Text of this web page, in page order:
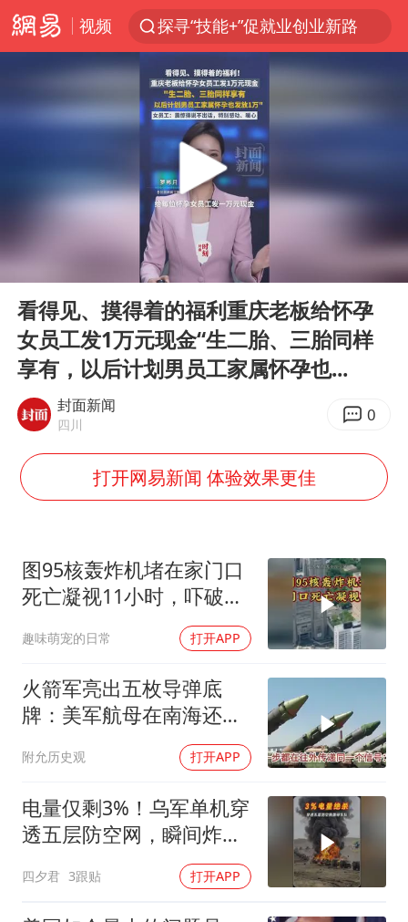
视频
探寻“技能+”促就业创业新路
台风白海豚或在华东沿海登陆
38岁山东财大教授刘海明逝世
因凡蒂诺首次公开道歉
FIFA官方支持因凡蒂诺
人贩子“梅姨”真实姓名曝光
《Monica》填词人黎彼得去世
谷歌首席科学家Jeff Dean离职创业
如何把百年大党建设得更加坚强有力
“银行午休1.5小时”留个窗口行不行
一枚俄导弹都没击落 泽连斯基发声
总书记关心百姓身边这些民生大事
Play
看得见、摸得着的福利重庆老板给怀孕
女员工发1万元现金“生二胎、三胎同样
享有，以后计划男员工家属怀孕也...
封面新闻
四川 0
打开网易新闻 体验效果更佳
图95核轰炸机堵在家门口
死亡凝视11小时，吓破胆
趣味萌宠的日常 打开APP
火箭军亮出五枚导弹底
牌：美军航母在南海还有
附允历史观 打开APP
电量仅剩3%！乌军单机穿
透五层防空网，瞬间炸飞
四夕君 3跟贴 打开APP